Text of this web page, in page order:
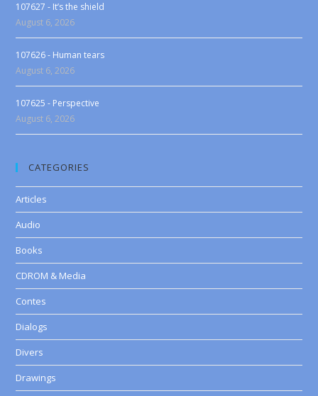
107627 - It’s the shield
August 6, 2026
107626 - Human tears
August 6, 2026
107625 - Perspective
August 6, 2026
CATEGORIES
Articles
Audio
Books
CDROM & Media
Contes
Dialogs
Divers
Drawings